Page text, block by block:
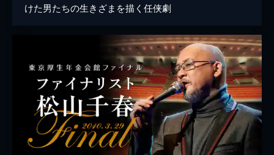
けた男たちの生きざまを描く任侠劇